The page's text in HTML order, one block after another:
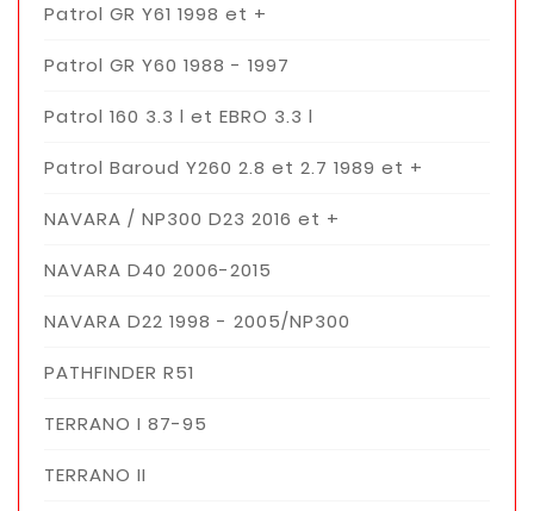
MEDIUM
normale)
NISSAN
T30
2009
Patrol GR Y61 1998 et +
Patrol GR Y60 1988 - 1997
Patrol 160 3.3 l et EBRO 3.3 l
Patrol Baroud Y260 2.8 et 2.7 1989 et +
NAVARA / NP300 D23 2016 et +
NAVARA D40 2006-2015
NAVARA D22 1998 - 2005/NP300
PATHFINDER R51
TERRANO I 87-95
TERRANO II